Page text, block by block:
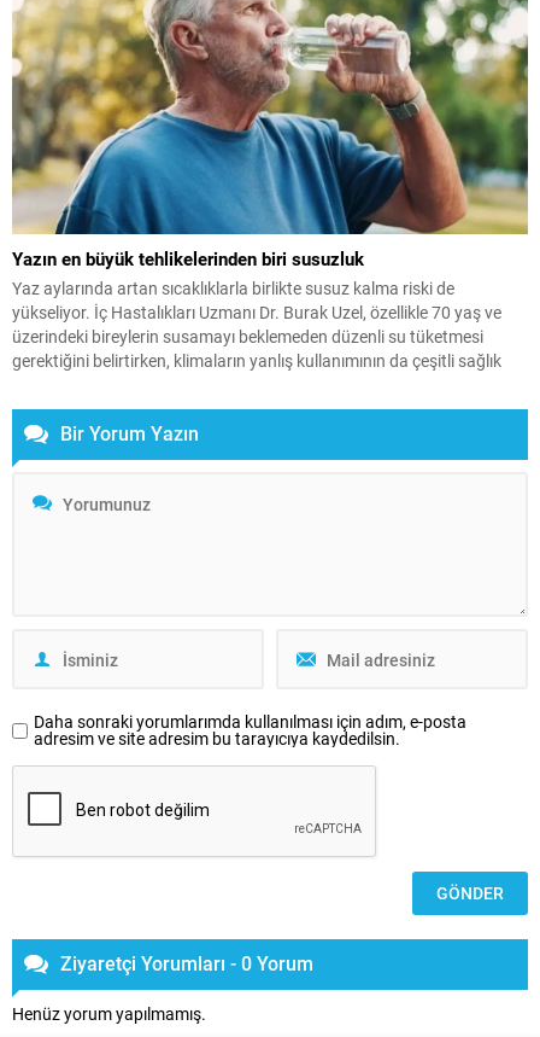
Yazın en büyük tehlikelerinden biri susuzluk
Yaz aylarında artan sıcaklıklarla birlikte susuz kalma riski de
yükseliyor. İç Hastalıkları Uzmanı Dr. Burak Uzel, özellikle 70 yaş ve
üzerindeki bireylerin susamayı beklemeden düzenli su tüketmesi
gerektiğini belirtirken, klimaların yanlış kullanımının da çeşitli sağlık
Bir Yorum Yazın
Daha sonraki yorumlarımda kullanılması için adım, e-posta
adresim ve site adresim bu tarayıcıya kaydedilsin.
Ziyaretçi Yorumları - 0 Yorum
Henüz yorum yapılmamış.